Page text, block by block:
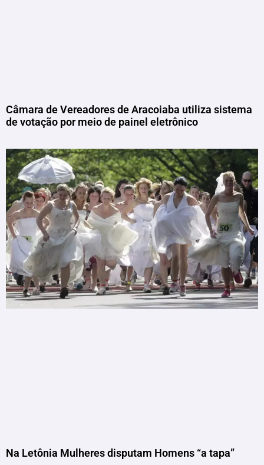
Câmara de Vereadores de Aracoiaba utiliza sistema
de votação por meio de painel eletrônico
Na Letônia Mulheres disputam Homens “a tapa”